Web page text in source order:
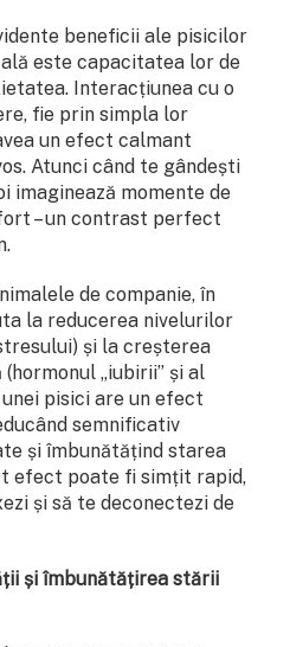
beneficii ale pisicilor
este capacitatea lor de
Interacțiunea cu o
fie prin simpla lor
un efect calmant
Atunci când te gândești
imaginează momente de
– un contrast perfect
de companie, în
la reducerea nivelurilor
și la creșterea
„iubirii” și al
pisici are un efect
semnificativ
și îmbunătățind starea
efect poate fi simțit rapid,
și să te deconectezi de
și îmbunătățirea stării